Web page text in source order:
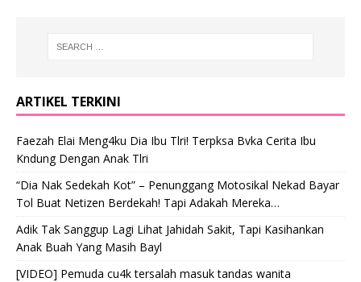
ARTIKEL TERKINI
Faezah Elai Meng4ku Dia Ibu Tlri! Terpksa Bvka Cerita Ibu
Kndung Dengan Anak Tlri
“Dia Nak Sedekah Kot” – Penunggang Motosikal Nekad Bayar
Tol Buat Netizen Berdekah! Tapi Adakah Mereka…
Adik Tak Sanggup Lagi Lihat Jahidah Sakit, Tapi Kasihankan
Anak Buah Yang Masih Bayl
[VIDEO] Pemuda cu4k tersalah masuk tandas wanita